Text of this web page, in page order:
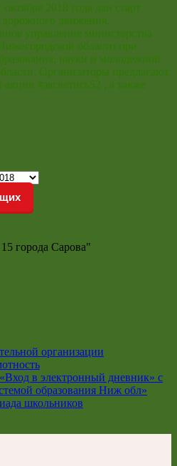
2018 года дан старт
дорожного движения.
управление министерства
области при
науки и молодежной
Организаторы предлагают
#засветись52 , а также
города Сарова"
организации
в электронный дневник» с
образования Ниж обл»
школьников